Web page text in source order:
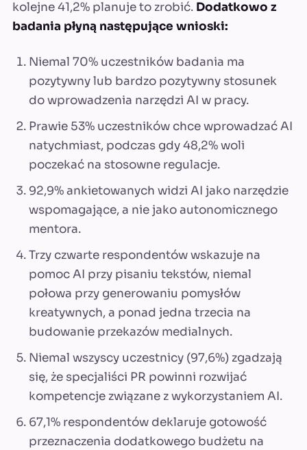
kolejne 41,2% planuje to zrobić. Dodatkowo z
badania płyną następujące wnioski:
Niemal 70% uczestników badania ma
pozytywny lub bardzo pozytywny stosunek
do wprowadzenia narzędzi AI w pracy.
Prawie 53% uczestników chce wprowadzać AI
natychmiast, podczas gdy 48,2% woli
poczekać na stosowne regulacje.
92,9% ankietowanych widzi AI jako narzędzie
wspomagające, a nie jako autonomicznego
mentora.
Trzy czwarte respondentów wskazuje na
pomoc AI przy pisaniu tekstów, niemal
połowa przy generowaniu pomysłów
kreatywnych, a ponad jedna trzecia na
budowanie przekazów medialnych.
Niemal wszyscy uczestnicy (97,6%) zgadzają
się, że specjaliści PR powinni rozwijać
kompetencje związane z wykorzystaniem AI.
67,1% respondentów deklaruje gotowość
przeznaczenia dodatkowego budżetu na